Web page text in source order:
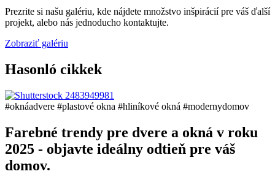
Prezrite si našu galériu, kde nájdete množstvo inšpirácií pre váš ďalší
projekt, alebo nás jednoducho kontaktujte.
Zobraziť galériu
Hasonló cikkek
#oknáadvere #plastové okna #hliníkové okná #modernydomov
Farebné trendy pre dvere a okná v roku
2025 - objavte ideálny odtieň pre váš
domov.